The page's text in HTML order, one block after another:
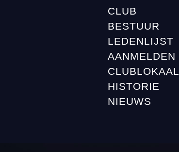
CLUB
BESTUUR
LEDENLIJST
AANMELDEN
CLUBLOKAAL
HISTORIE
NIEUWS